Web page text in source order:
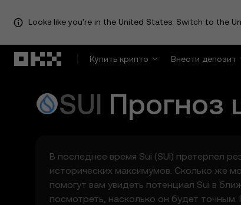
Looks like you're in the United States. Switch to the
Купить крипто
Внести депозит
SUI Прогноз
В последнее время Sui (SUI) претерпел
исторических максимумов. Сколько же
помогут вам увидеть потенциал Sui в
посмотреть, насколько он будет